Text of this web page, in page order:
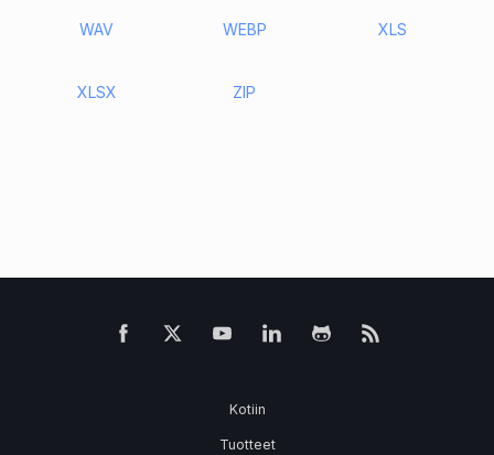
WAV WEBP XLS
XLSX ZIP
Kotiin
Tuotteet